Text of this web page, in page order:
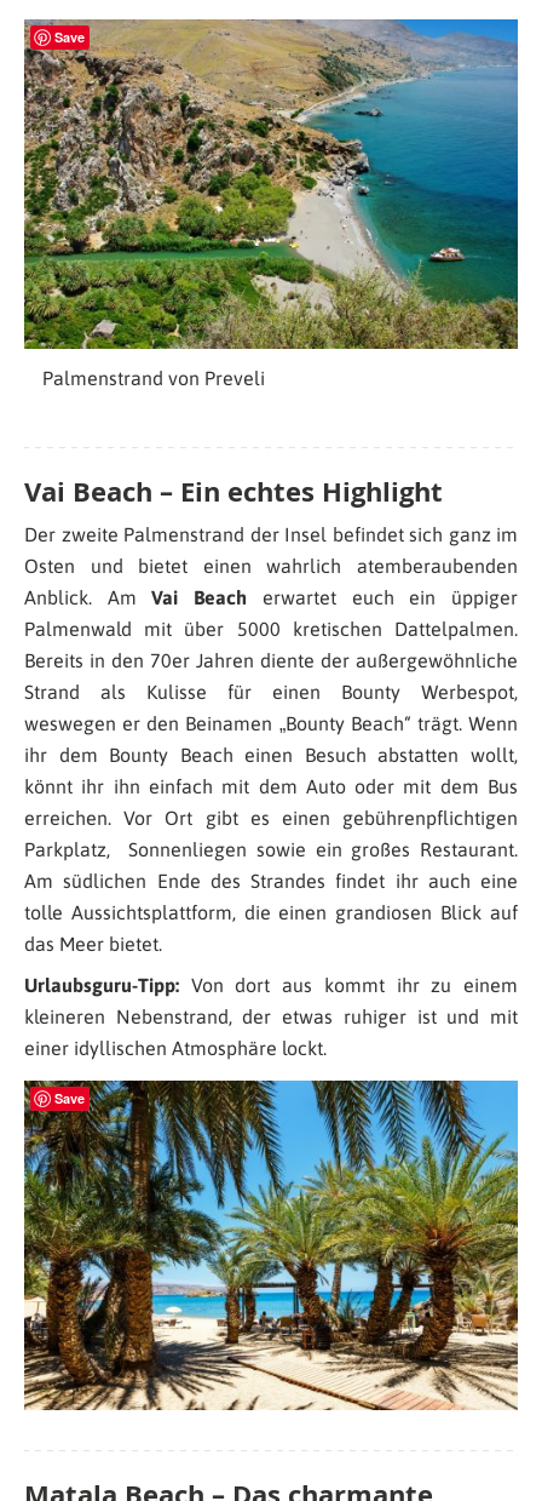
Palmenstrand von Preveli
Save
Vai Beach – Ein echtes Highlight
Der zweite Palmenstrand der Insel befindet sich ganz im
Osten und bietet einen wahrlich atemberaubenden
Anblick. AmVai Beach erwartet euch ein üppiger
Palmenwald mit über 5000 kretischen Dattelpalmen.
Bereits in den 70er Jahren diente der außergewöhnliche
Strand als Kulisse für einen Bounty Werbespot,
weswegen er den Beinamen „Bounty Beach“ trägt. Wenn
ihr dem Bounty Beach einen Besuch abstatten wollt,
könnt ihr ihn einfach mit dem Auto oder mit dem Bus
erreichen. Vor Ort gibt es einen gebührenpflichtigen
Parkplatz, Sonnenliegen sowie ein großes Restaurant.
Am südlichen Ende des Strandes findet ihr auch eine
tolle Aussichtsplattform, die einen grandiosen Blick auf
das Meer bietet.
Urlaubsguru-Tipp: Von dort aus kommt ihr zu einem
kleineren Nebenstrand, der etwas ruhiger ist und mit
einer idyllischen Atmosphäre lockt.
Save